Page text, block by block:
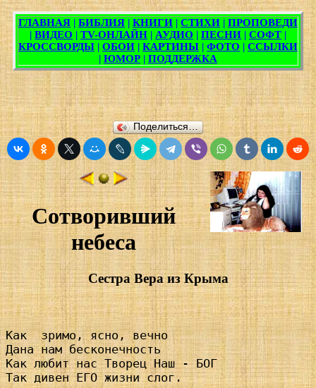
Поделиться…
Сотворивший
небеса
Сестра Вера из Крыма
Как  зримо, ясно, вечно
Дана нам бесконечность
Как любит нас Творец Наш - БОГ
Так дивен ЕГО жизни слог.